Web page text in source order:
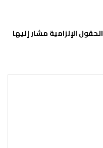
الحقول الإلزامية مشار إليها